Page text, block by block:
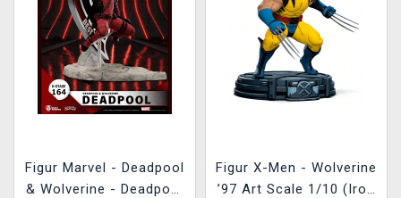
Figur Marvel - Deadpool
& Wolverine - Deadpool
Figur X-Men - Wolverine
’97 Art Scale 1/10 (Iron